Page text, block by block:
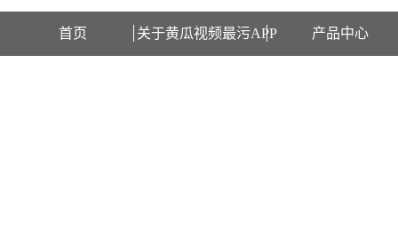
首页 关于黄瓜视频最污APP 产品中心